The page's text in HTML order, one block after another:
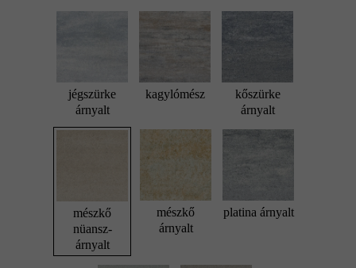
jégszürke
árnyalt
kagylómész
kőszürke
árnyalt
mészkő
nüansz-
árnyalt
mészkő
árnyalt
platina árnyalt